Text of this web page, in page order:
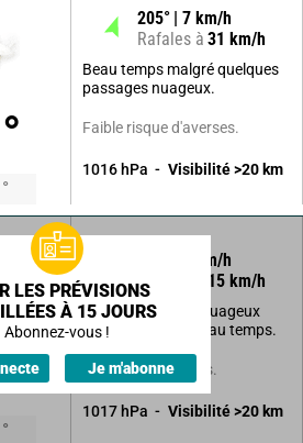
°
°
205° 7 km/h
Rafales à 31 km/h
Beau temps malgré quelques
passages nuageux.
Faible risque d'averses.
1016 hPa Visibilité >20 km
°
°
km/h
Rafales à
15 km/h
Légers passages nuageux
n'altérant pas le beau temps.
Sans précipitations.
1017 hPa Visibilité >20 km
LES PRÉVISIONS
À 15 JOURS
Abonnez-vous !
Je m'abonne